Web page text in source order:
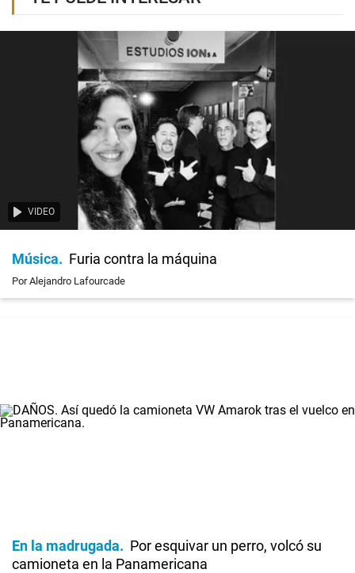
VIDEO
Música Furia contra la máquina
Por Alejandro Lafourcade
En la madrugada
Por esquivar un perro, volcó su
camioneta en la Panamericana